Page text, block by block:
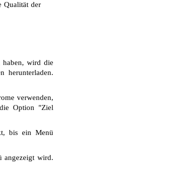
Qualität der
haben, wird die
herunterladen.
verwenden,
Option "Ziel
bis ein Menü
angezeigt wird.